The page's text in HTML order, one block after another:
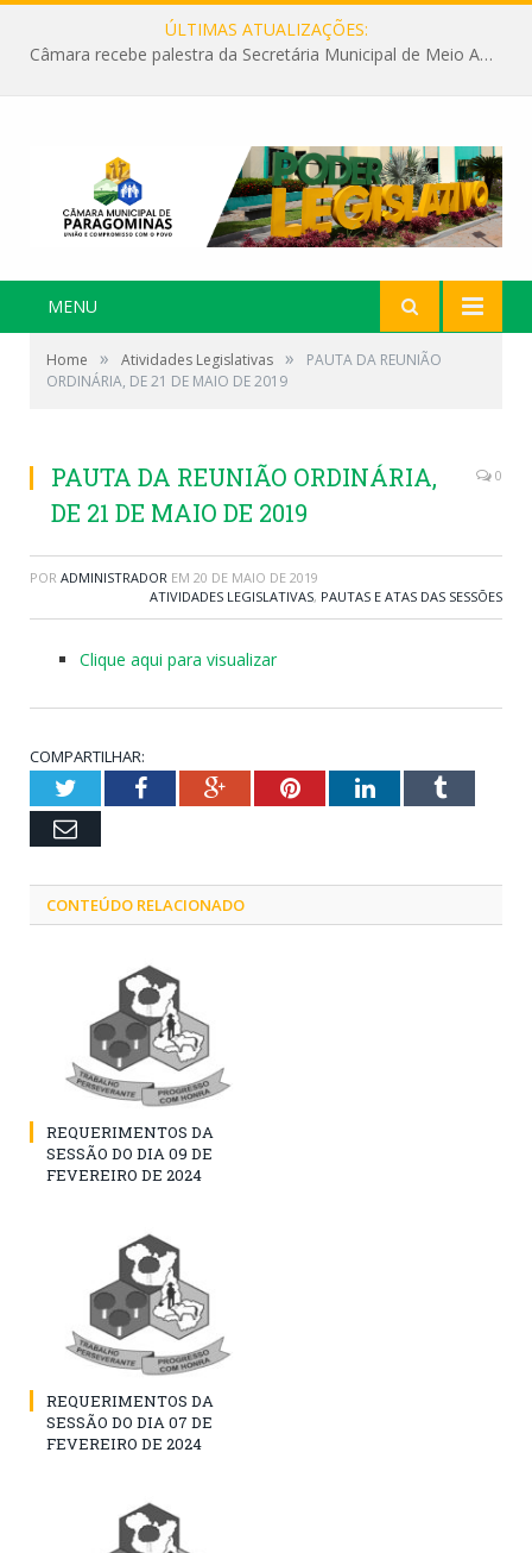
ÚLTIMAS ATUALIZAÇÕES:
Câmara recebe palestra da Secretária Municipal de Meio Ambiente sobre as ações da “SEMANA DO MEIO AMBIENTE”
MENU
Home » Atividades Legislativas »
PAUTA DA REUNIÃO
ORDINÁRIA, DE 21 DE MAIO DE 2019
PAUTA DA REUNIÃO ORDINÁRIA,
DE 21 DE MAIO DE 2019
0
POR ADMINISTRADOR EM 20 DE MAIO DE 2019
ATIVIDADES LEGISLATIVAS, PAUTAS E ATAS DAS SESSÕES
Clique aqui para visualizar
COMPARTILHAR:
TwitterFacebookGoogle+PinterestLinkedInTumblr
Email
CONTEÚDO RELACIONADO
REQUERIMENTOS DA
SESSÃO DO DIA 09 DE
FEVEREIRO DE 2024
REQUERIMENTOS DA
SESSÃO DO DIA 07 DE
FEVEREIRO DE 2024